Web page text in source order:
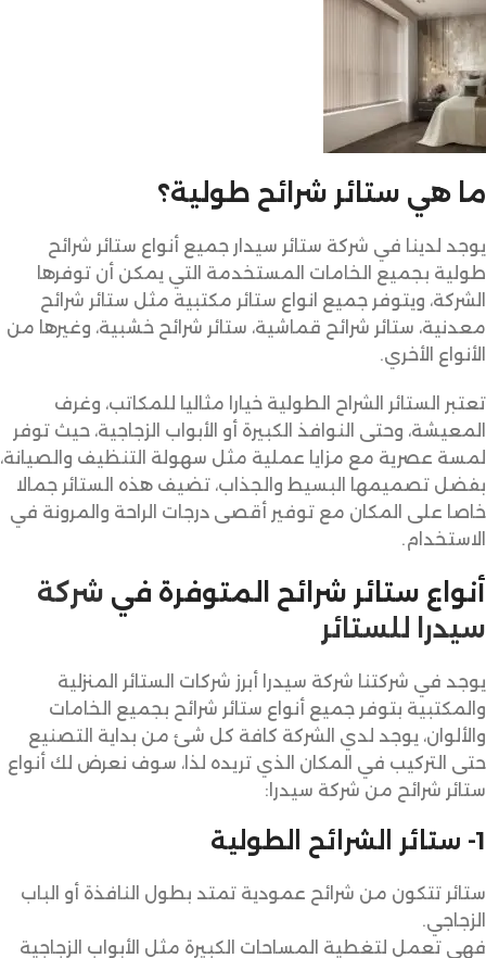
ما هي ستائر شرائح طولية؟
يوجد لدينا في شركة ستائر سيدار جميع أنواع ستائر شرائح
طولية بجميع الخامات المستخدمة التي يمكن أن توفرها
الشركة، ويتوفر جميع انواع ستائر مكتبية مثل ستائر شرائح
معدنية، ستائر شرائح قماشية، ستائر شرائح خشبية، وغيرها من
الأنواع الأخري.
تعتبر الستائر الشراح الطولية خيارا مثاليا للمكاتب، وغرف
المعيشة، وحتى النوافذ الكبيرة أو الأبواب الزجاجية، حيث توفر
لمسة عصرية مع مزايا عملية مثل سهولة التنظيف والصيانة،
بفضل تصميمها البسيط والجذاب، تضيف هذه الستائر جمالا
خاصا على المكان مع توفير أقصى درجات الراحة والمرونة في
الاستخدام.
أنواع ستائر شرائح المتوفرة في شركة
سيدرا للستائر
يوجد في شركتنا شركة سيدرا أبرز شركات الستائر المنزلية
والمكتبية بتوفر جميع أنواع ستائر شرائح بجميع الخامات
والألوان، يوجد لدي الشركة كافة كل شئ من بداية التصنيع
حتى التركيب في المكان الذي تريده لذا، سوف نعرض لك أنواع
ستائر شرائح من شركة سيدرا:
1- ستائر الشرائح الطولية
ستائر تتكون من شرائح عمودية تمتد بطول النافذة أو الباب
الزجاجي.
فهي تعمل لتغطية المساحات الكبيرة مثل الأبواب الزجاجية